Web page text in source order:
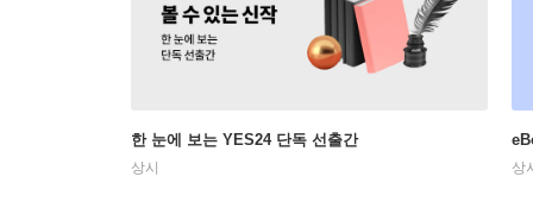
한 눈에 보는 YES24 단독 선출간
상시 상